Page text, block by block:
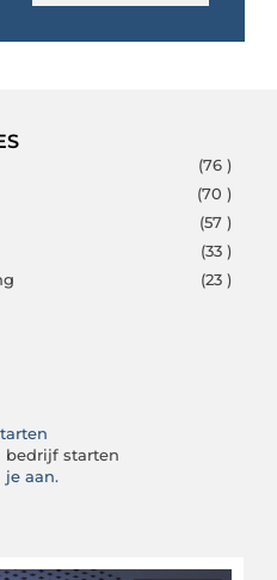
(76 )
(70 )
(57 )
(33 )
(23 )
bedrijf starten
je aan.